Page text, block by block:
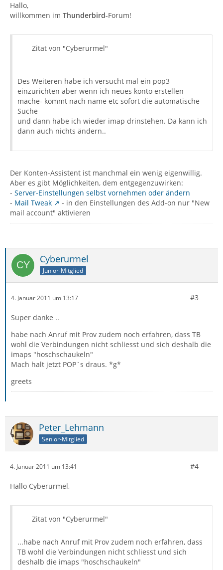
Hallo,
willkommen im Thunderbird-Forum!
Zitat von "Cyberurmel"
Des Weiteren habe ich versucht mal ein pop3
einzurichten aber wenn ich neues konto erstellen
mache- kommt nach name etc sofort die automatische
Suche
und dann habe ich wieder imap drinstehen. Da kann ich
dann auch nichts ändern..
Der Konten-Assistent ist manchmal ein wenig eigenwillig.
Aber es gibt Möglichkeiten, dem entgegenzuwirken:
- Server-Einstellungen selbst vornehmen oder ändern
- Mail Tweak
- in den Einstellungen des Add-on nur "New
mail account" aktivieren
Cyberurmel
Junior-Mitglied
4. Januar 2011 um 13:17 #3
Super danke ..
habe nach Anruf mit Prov zudem noch erfahren, dass TB
wohl die Verbindungen nicht schliesst und sich deshalb die
imaps "hoschschaukeln"
Mach halt jetzt POP´s draus. *g*
greets
Peter_Lehmann
Senior-Mitglied
4. Januar 2011 um 13:41 #4
Hallo Cyberurmel,
Zitat von "Cyberurmel"
...habe nach Anruf mit Prov zudem noch erfahren, dass
TB wohl die Verbindungen nicht schliesst und sich
deshalb die imaps "hoschschaukeln"